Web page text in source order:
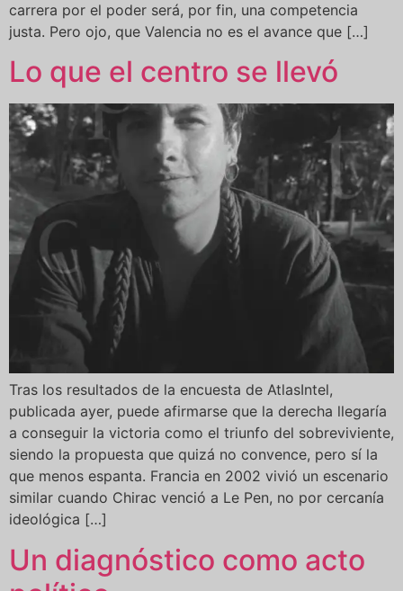
carrera por el poder será, por fin, una competencia
justa. Pero ojo, que Valencia no es el avance que […]
Lo que el centro se llevó
Tras los resultados de la encuesta de AtlasIntel,
publicada ayer, puede afirmarse que la derecha llegaría
a conseguir la victoria como el triunfo del sobreviviente,
siendo la propuesta que quizá no convence, pero sí la
que menos espanta. Francia en 2002 vivió un escenario
similar cuando Chirac venció a Le Pen, no por cercanía
ideológica […]
Un diagnóstico como acto